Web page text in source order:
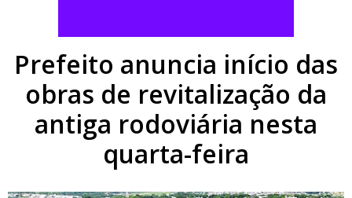
Prefeito anuncia início das
obras de revitalização da
antiga rodoviária nesta
quarta-feira